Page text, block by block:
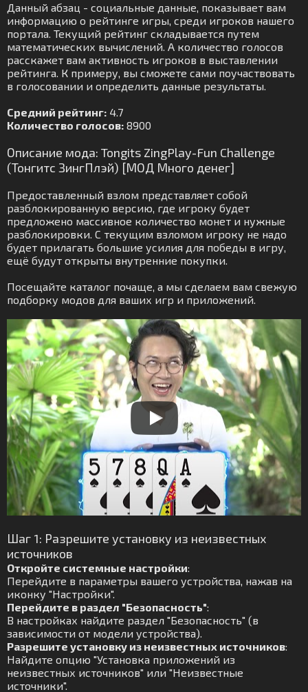
Данный абзац - социальные данные, показывает вам
информацию о рейтинге игры, среди игроков нашего
портала. Текущий рейтинг складывается путем
математических вычислений. А количество голосов
расскажет вам активность игроков в выставлении
рейтинга. К примеру, вы сможете сами поучаствовать
в голосовании и определить данные результаты.
Средний рейтинг: 4.7
Количество голосов: 8900
Описание мода: Tongits ZingPlay-Fun Challenge
(Тонгитс ЗингПлэй) [МОД Много денег]
Предоставленный взлом представляет собой
разблокированную версию, где игроку будет
предложено массивное количество монет и нужные
разблокировки. С текущим взломом игроку не надо
будет прилагать большие усилия для победы в игру,
ещё будут открыты внутренние покупки.
Посещайте каталог почаще, а мы сделаем вам свежую
подборку модов для ваших игр и приложений.
Шаг 1: Разрешите установку из неизвестных
источников
Откройте системные настройки:
Перейдите в параметры вашего устройства, нажав на
иконку "Настройки".
Перейдите в раздел "Безопасность":
В настройках найдите раздел "Безопасность" (в
зависимости от модели устройства).
Разрешите установку из неизвестных источников:
Найдите опцию "Установка приложений из
неизвестных источников" или "Неизвестные
источники".